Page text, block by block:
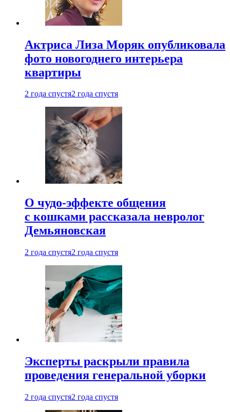
Актриса Лиза Моряк опубликовала
фото новогоднего интерьера
квартиры
2 года спустя2 года спустя
О чудо-эффекте общения
с кошками рассказала невролог
Демьяновская
2 года спустя2 года спустя
Эксперты раскрыли правила
проведения генеральной уборки
2 года спустя2 года спустя